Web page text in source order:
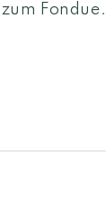
Fondue.